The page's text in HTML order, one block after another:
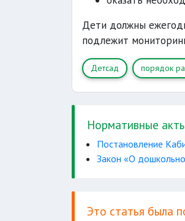
Дети должны
подлежит
Детсад порядок
Нормативные
Постановление
Закон «О
Это статья была